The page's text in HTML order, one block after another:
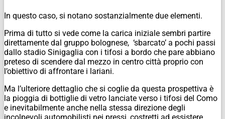
In questo caso, si notano sostanzialmente due elementi.
Prima di tutto si vede come la carica iniziale sembri partire
direttamente dal gruppo bolognese, ‘sbarcato’ a pochi passi
dallo stadio Sinigaglia con i tifosi a bordo che pare abbiano
preteso di scendere dal mezzo in centro città proprio con
l’obiettivo di affrontare i lariani.
Ma l’ulteriore dettaglio che si coglie da questa prospettiva è
la pioggia di bottiglie di vetro lanciate verso i tifosi del Como
e inevitabilmente anche nella stessa direzione degli
incolpevoli automobilisti nei pressi, costretti ad essistere